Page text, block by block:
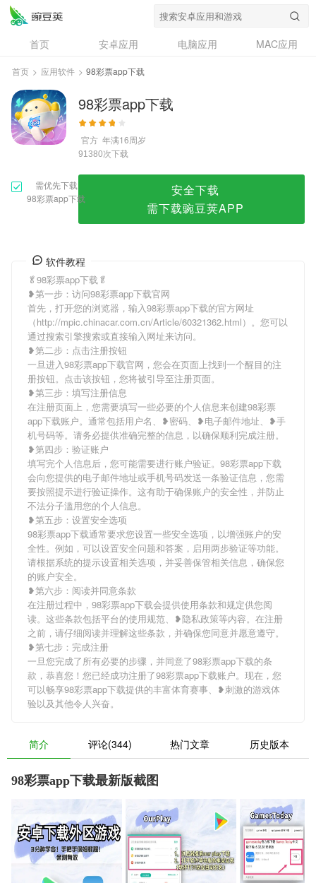
首页 安卓应用 电脑应用
MAC应用
资讯
专题
问答
首页 > 应用软件 > 98彩票app下载
98彩票app下载
官方 年满16周岁
91380次下载
需优先下载
98彩票app下载
安全下载
需下载豌豆荚APP
软件教程
🥬98彩票app下载🥬
❥第一步：访问98彩票app下载官网
首先，打开您的浏览器，输入98彩票app下载的官方网址
（http://mpic.chinacar.com.cn/Article/60321362.html）。您可以
通过搜索引擎搜索或直接输入网址来访问。
❥第二步：点击注册按钮
一旦进入98彩票app下载官网，您会在页面上找到一个醒目的注
册按钮。点击该按钮，您将被引导至注册页面。
❥第三步：填写注册信息
在注册页面上，您需要填写一些必要的个人信息来创建98彩票
app下载账户。通常包括用户名、❥密码、❥电子邮件地址、❥手
机号码等。请务必提供准确完整的信息，以确保顺利完成注册。
❥第四步：验证账户
填写完个人信息后，您可能需要进行账户验证。98彩票app下载
会向您提供的电子邮件地址或手机号码发送一条验证信息，您需
要按照提示进行验证操作。这有助于确保账户的安全性，并防止
不法分子滥用您的个人信息。
❥第五步：设置安全选项
98彩票app下载通常要求您设置一些安全选项，以增强账户的安
全性。例如，可以设置安全问题和答案，启用两步验证等功能。
请根据系统的提示设置相关选项，并妥善保管相关信息，确保您
的账户安全。
❥第六步：阅读并同意条款
在注册过程中，98彩票app下载会提供使用条款和规定供您阅
读。这些条款包括平台的使用规范、❥隐私政策等内容。在注册
之前，请仔细阅读并理解这些条款，并确保您同意并愿意遵守。
❥第七步：完成注册
一旦您完成了所有必要的步骤，并同意了98彩票app下载的条
款，恭喜您！您已经成功注册了98彩票app下载账户。现在，您
可以畅享98彩票app下载提供的丰富体育赛事、❥刺激的游戏体
验以及其他令人兴奋。
简介 评论(344) 热门文章 历史版本
98彩票app下载最新版截图